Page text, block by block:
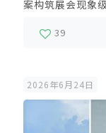
案构筑展会现象
闪耀东方智慧之
大系统覆盖住宅
适配性与强稳定
心，快速响应及
稳定增长未来，
39
2026年6月24日